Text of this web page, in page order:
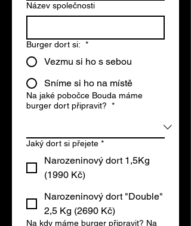
Název společnosti
Burger dort si: *
Vezmu si ho s sebou
Sníme si ho na místě
Na jaké pobočce Bouda máme
burger dort připravit? *
Jaký dort si přejete *
Narozeninový dort 1,5Kg
(1990 Kč)
Narozeninový dort "Double"
2,5 Kg (2690 Kč)
Na kdy máme burger připravit? Na